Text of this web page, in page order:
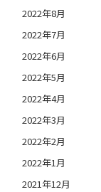
2022年8月
2022年7月
2022年6月
2022年5月
2022年4月
2022年3月
2022年2月
2022年1月
2021年12月